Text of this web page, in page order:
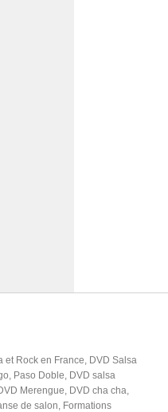
et Rock en France, DVD Salsa
Paso Doble, DVD salsa
Merengue, DVD cha cha,
de salon, Formations